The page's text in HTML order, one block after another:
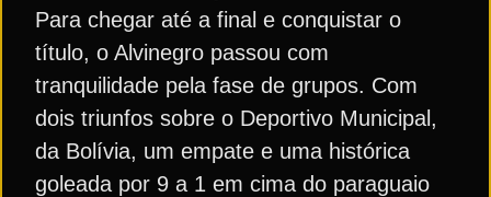
Para chegar até a final e conquistar o
título, o Alvinegro passou com
tranquilidade pela fase de grupos. Com
dois triunfos sobre o Deportivo Municipal,
da Bolívia, um empate e uma histórica
goleada por 9 a 1 em cima do paraguaio